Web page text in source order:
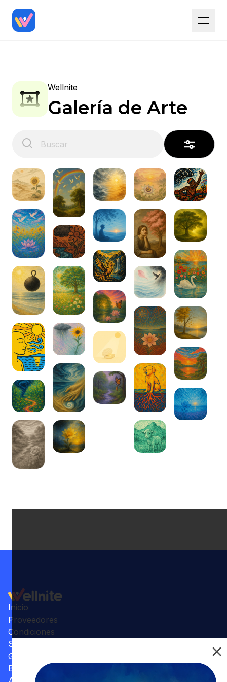
Wellnite
Galería de Arte
Inicio
Proveedores
Condiciones
Su Consultorio
Galería
Beneficios